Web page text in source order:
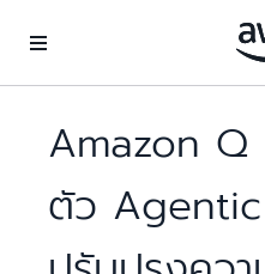
Amazon Q
ตัว Agentic